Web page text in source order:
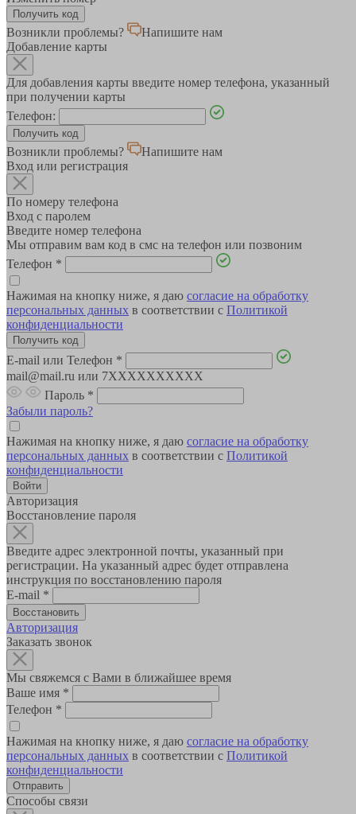
Возникли проблемы?
Напишите нам
Добавление карты
Для добавления карты введите номер телефона, указанный
при получении карты
Телефон:
Возникли проблемы?
Напишите нам
Вход или регистрация
По номеру телефона
Вход с паролем
Введите номер телефона
Мы отправим вам код в смс на телефон или позвоним
Телефон *
Нажимая на кнопку ниже, я даю согласие на обработку
персональных данных в соответствии с Политикой
конфиденциальности
E-mail или Телефон *
mail@mail.ru или 7XXXXXXXXXX
Пароль *
Забыли пароль?
Нажимая на кнопку ниже, я даю согласие на обработку
персональных данных в соответствии с Политикой
конфиденциальности
Авторизация
Восстановление пароля
Введите адрес электронной почты, указанный при
регистрации. На указанный адрес будет отправлена
инструкция по восстановлению пароля
E-mail *
Авторизация
Заказать звонок
Мы свяжемся с Вами в ближайшее время
Ваше имя *
Телефон *
Нажимая на кнопку ниже, я даю согласие на обработку
персональных данных в соответствии с Политикой
конфиденциальности
Способы связи